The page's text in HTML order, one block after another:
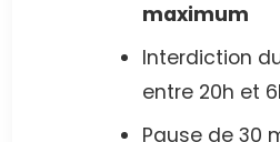
maximum
Interdiction
entre 20h et
Pause de 30